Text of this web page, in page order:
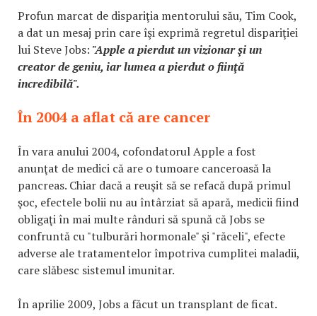
Profun marcat de dispariţia mentorului său, Tim Cook,
a dat un mesaj prin care îşi exprimă regretul dispariţiei
lui Steve Jobs: "Apple a pierdut un vizionar şi un
creator de geniu, iar lumea a pierdut o fiinţă
incredibilă".
În 2004 a aflat că are cancer
În vara anului 2004, cofondatorul Apple a fost
anunţat de medici că are o tumoare canceroasă la
pancreas. Chiar dacă a reuşit să se refacă după primul
şoc, efectele bolii nu au întârziat să apară, medicii fiind
obligaţi în mai multe rânduri să spună că Jobs se
confruntă cu "tulburări hormonale" şi "răceli", efecte
adverse ale tratamentelor împotriva cumplitei maladii,
care slăbesc sistemul imunitar.
În aprilie 2009, Jobs a făcut un transplant de ficat.